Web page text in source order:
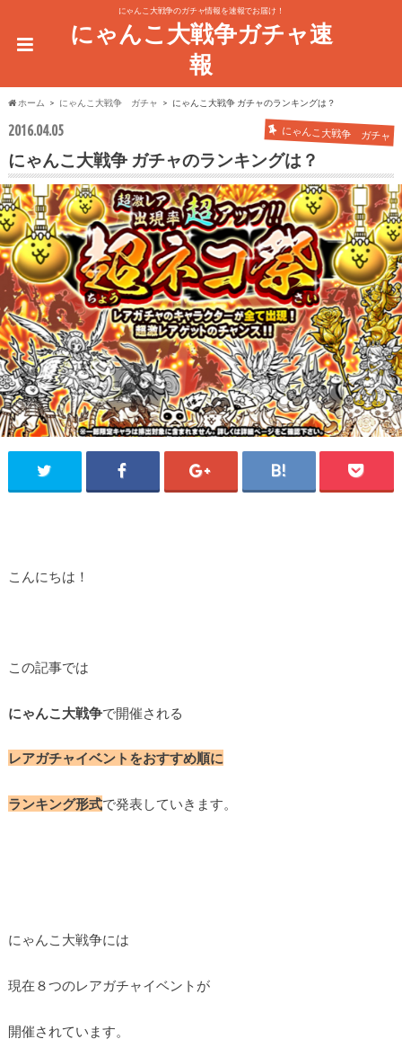
にゃんこ大戦争のガチャ情報を速報でお届け！
にゃんこ大戦争ガチャ速
報
ホーム にゃんこ大戦争 ガチャ にゃんこ大戦争 ガチャのランキングは？
2016.04.05 にゃんこ大戦争 ガチャ
にゃんこ大戦争 ガチャのランキングは？
こんにちは！
この記事では
にゃんこ大戦争で開催される
レアガチャイベントをおすすめ順に
ランキング形式で発表していきます。
にゃんこ大戦争には
現在８つのレアガチャイベントが
開催されています。